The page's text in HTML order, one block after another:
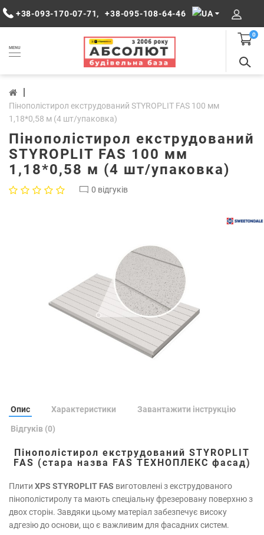
+38-093-170-07-71, +38-095-108-64-46
MENU
0
Пінополістирол екструдований STYROPLIT FAS 100 мм
1,18*0,58 м (4 шт/упаковка)
Пінополістирол екструдований
STYROPLIT FAS 100 мм
1,18*0,58 м (4 шт/упаковка)
0 відгуків
Опис Характеристики Завантажити інструкцію
Відгуків (0)
Пінополістирол екструдований STYROPLIT
FAS (стара назва FAS ТЕХНОПЛЕКС фасад)
Плити XPS STYROPLIT FAS виготовлені з екструдованого
пінополістиролу та мають спеціальну фрезеровану поверхню з
двох сторін. Завдяки цьому матеріал забезпечує високу
адгезію до основи, що є важливим для фасадних систем.